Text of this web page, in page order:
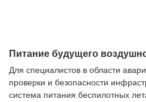
Питание будущего
Для специалистов в области
проверки и безопасности
система питания беспилотных